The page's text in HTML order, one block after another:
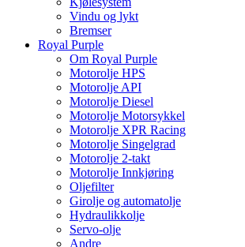
Vindu og lykt
Bremser
Royal Purple
Om Royal Purple
Motorolje HPS
Motorolje API
Motorolje Diesel
Motorolje Motorsykkel
Motorolje XPR Racing
Motorolje Singelgrad
Motorolje 2-takt
Motorolje Innkjøring
Oljefilter
Girolje og automatolje
Hydraulikkolje
Servo-olje
Andre